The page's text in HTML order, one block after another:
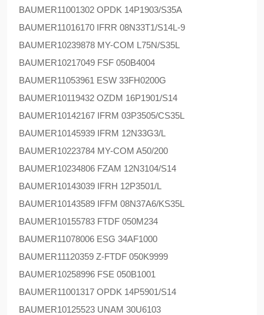
BAUMER11001302 OPDK 14P1903/S35A
BAUMER11016170 IFRR 08N33T1/S14L-9
BAUMER10239878 MY-COM L75N/S35L
BAUMER10217049 FSF 050B4004
BAUMER11053961 ESW 33FH0200G
BAUMER10119432 OZDM 16P1901/S14
BAUMER10142167 IFRM 03P3505/CS35L
BAUMER10145939 IFRM 12N33G3/L
BAUMER10223784 MY-COM A50/200
BAUMER10234806 FZAM 12N3104/S14
BAUMER10143039 IFRH 12P3501/L
BAUMER10143589 IFFM 08N37A6/KS35L
BAUMER10155783 FTDF 050M234
BAUMER11078006 ESG 34AF1000
BAUMER11120359 Z-FTDF 050K9999
BAUMER10258996 FSE 050B1001
BAUMER11001317 OPDK 14P5901/S14
BAUMER10125523 UNAM 30U6103